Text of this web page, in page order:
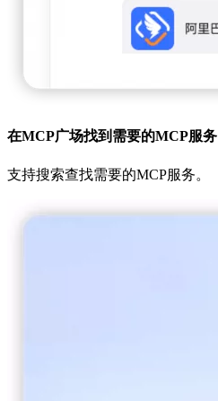
在MCP广场找到需要的MCP服务
支持搜索查找需要的MCP服务。